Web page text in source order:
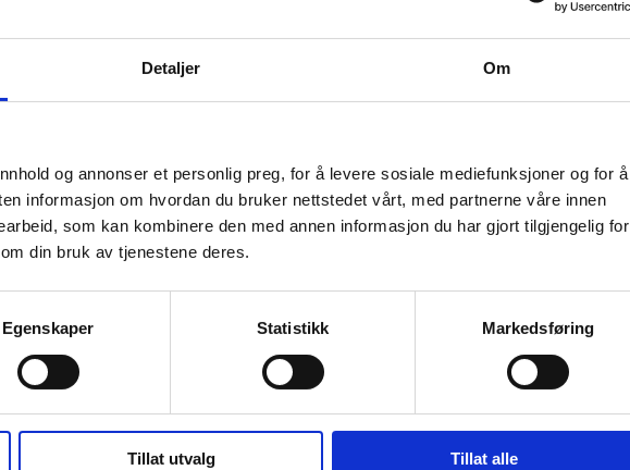
Detaljer Om
og annonser et personlig preg, for å levere sosiale mediefunksjoner og for å
informasjon om hvordan du bruker nettstedet vårt, med partnerne våre innen
som kan kombinere den med annen informasjon du har gjort tilgjengelig for
din bruk av tjenestene deres.
Egenskaper Statistikk Markedsføring
Tillat utvalg Tillat alle